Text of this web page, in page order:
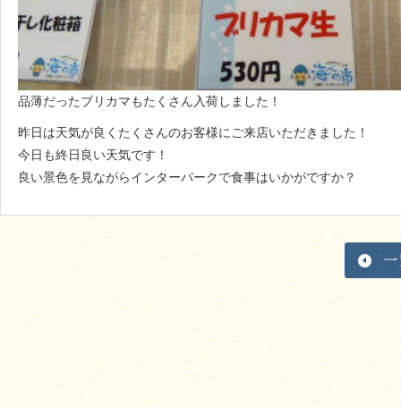
品薄だったブリカマもたくさん入荷しました！
昨日は天気が良くたくさんのお客様にご来店いただきました！
今日も終日良い天気です！
良い景色を見ながらインターパークで食事はいかがですか？